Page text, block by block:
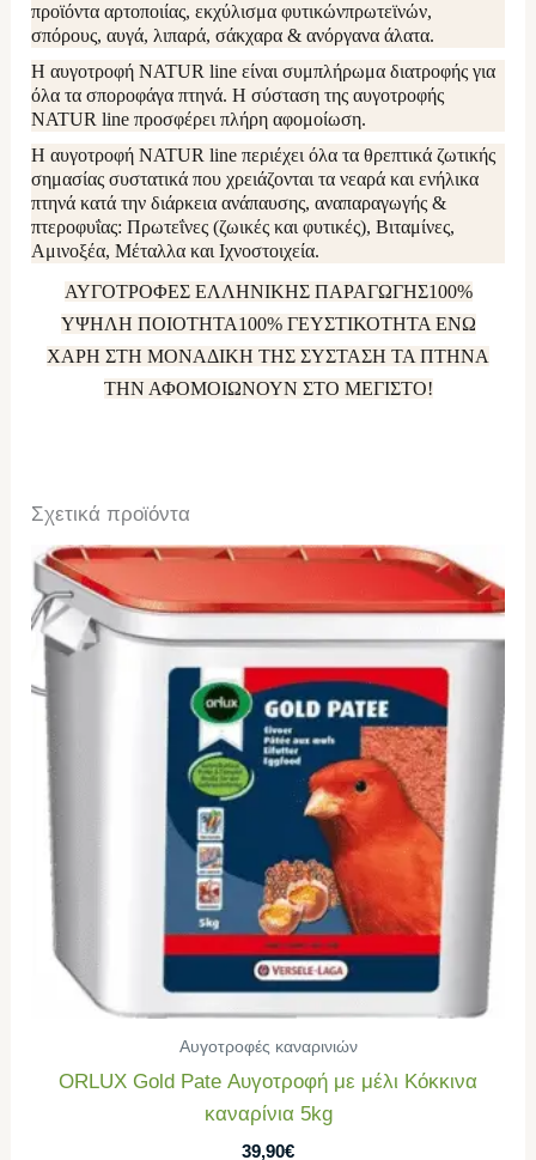
προϊόντα αρτοποιίας, εκχύλισμα φυτικώνπρωτεϊνών,
σπόρους, αυγά, λιπαρά, σάκχαρα & ανόργανα άλατα.
Η αυγοτροφή NATUR line είναι συμπλήρωμα διατροφής για
όλα τα σποροφάγα πτηνά. Η σύσταση της αυγοτροφής
NATUR line προσφέρει πλήρη αφομοίωση.
Η αυγοτροφή NATUR line περιέχει όλα τα θρεπτικά ζωτικής
σημασίας συστατικά που χρειάζονται τα νεαρά και ενήλικα
πτηνά κατά την διάρκεια ανάπαυσης, αναπαραγωγής &
πτεροφυΐας: Πρωτεΐνες (ζωικές και φυτικές), Βιταμίνες,
Αμινοξέα, Μέταλλα και Ιχνοστοιχεία.
ΑΥΓΟΤΡΟΦΕΣ ΕΛΛΗΝΙΚΗΣ ΠΑΡΑΓΩΓΗΣ100%
ΥΨΗΛΗ ΠΟΙΟΤΗΤΑ100% ΓΕΥΣΤΙΚΟΤΗΤΑ ΕΝΩ
ΧΑΡΗ ΣΤΗ ΜΟΝΑΔΙΚΗ ΤΗΣ ΣΥΣΤΑΣΗ ΤΑ ΠΤΗΝΑ
ΤΗΝ ΑΦΟΜΟΙΩΝΟΥΝ ΣΤΟ ΜΕΓΙΣΤΟ!
Σχετικά προϊόντα
Αυγοτροφές καναρινιών
ORLUX Gold Pate Αυγοτροφή με μέλι Κόκκινα
καναρίνια 5kg
39,90€